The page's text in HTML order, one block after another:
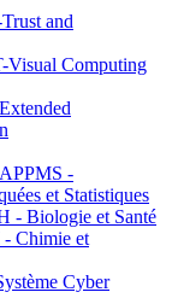
and
Computing
-
et Statistiques
- Biologie et Santé
Chimie et
Cyber